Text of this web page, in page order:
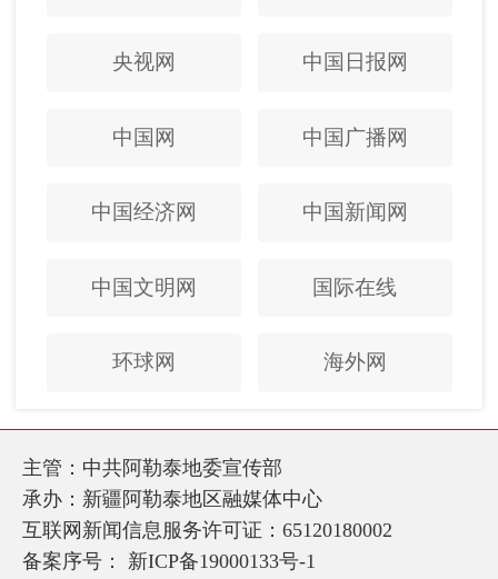
央视网 中国日报网
中国网 中国广播网
中国经济网 中国新闻网
中国文明网 国际在线
环球网 海外网
主管：中共阿勒泰地委宣传部
承办：新疆阿勒泰地区融媒体中心
互联网新闻信息服务许可证：65120180002
备案序号： 新ICP备19000133号-1